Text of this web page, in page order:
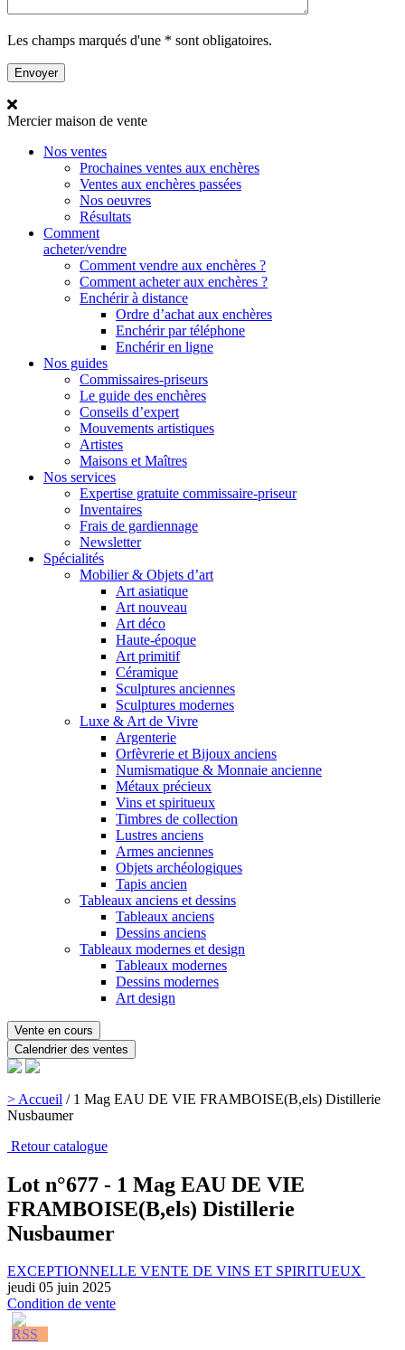
Les champs marqués d'une * sont obligatoires.
Merciermaison de vente
Nos ventes
Prochaines ventes aux enchères
Ventes aux enchères passées
Nos oeuvres
Résultats
Comment
acheter/vendre
Comment vendre aux enchères ?
Comment acheter aux enchères ?
Enchérir à distance
Ordre d’achat aux enchères
Enchérir par téléphone
Enchérir en ligne
Nos guides
Commissaires-priseurs
Le guide des enchères
Conseils d’expert
Mouvements artistiques
Artistes
Maisons et Maîtres
Nos services
Expertise gratuite commissaire-priseur
Inventaires
Frais de gardiennage
Newsletter
Spécialités
Mobilier & Objets d’art
Art asiatique
Art nouveau
Art déco
Haute-époque
Art primitif
Céramique
Sculptures anciennes
Sculptures modernes
Luxe & Art de Vivre
Argenterie
Orfèvrerie et Bijoux anciens
Numismatique & Monnaie ancienne
Métaux précieux
Vins et spiritueux
Timbres de collection
Lustres anciens
Armes anciennes
Objets archéologiques
Tapis ancien
Tableaux anciens et dessins
Tableaux anciens
Dessins anciens
Tableaux modernes et design
Tableaux modernes
Dessins modernes
Art design
Vente en cours
Calendrier des ventes
> Accueil / 1 Mag EAU DE VIE FRAMBOISE(B,els) Distillerie
Nusbaumer
Retour catalogue
Lot n°677 - 1 Mag EAU DE VIE
FRAMBOISE(B,els) Distillerie
Nusbaumer
EXCEPTIONNELLE VENTE DE VINS ET SPIRITUEUX
jeudi 05 juin 2025
Condition de vente